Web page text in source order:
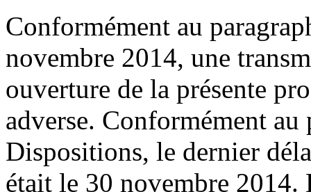
Conformément au
novembre 2014, une
ouverture de la présente
adverse. Conformément au
Dispositions, le dernier
était le 30 novembre 2014.